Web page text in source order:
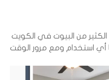
من البيوت في الكويت
أي استخدام ومع مرور الوقت